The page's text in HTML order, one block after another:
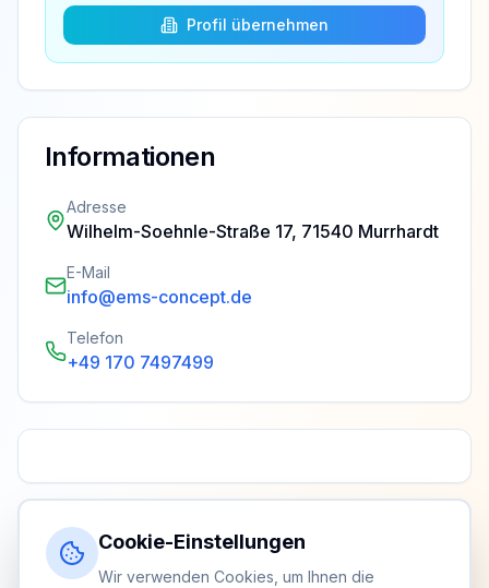
Profil übernehmen
Informationen
Adresse
Wilhelm-Soehnle-Straße 17, 71540 Murrhardt
E-Mail
info@ems-concept.de
Telefon
+49 170 7497499
Cookie-Einstellungen
Wir verwenden Cookies, um Ihnen die